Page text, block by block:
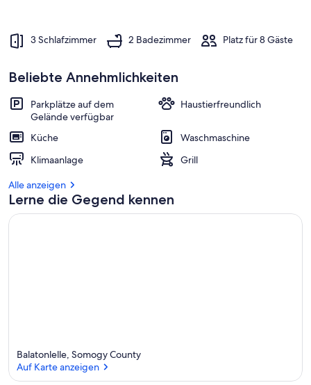
Unterkunftsgelände
3 Schlafzimmer 2 Badezimmer Platz für 8 Gäste
Beliebte Annehmlichkeiten
Parkplätze auf dem
Gelände verfügbar
Haustierfreundlich
Küche
Waschmaschine
Klimaanlage
Grill
Alle anzeigen
Lerne die Gegend kennen
Balatonlelle, Somogy County
Auf Karte anzeigen